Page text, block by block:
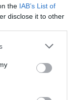
the IAB’s List of
disclose it to other
or more Google
You may click to
party tags to
in below Google